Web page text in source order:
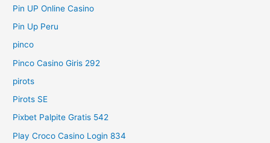
Pin UP Online Casino
Pin Up Peru
pinco
Pinco Casino Giris 292
pirots
Pirots SE
Pixbet Palpite Gratis 542
Play Croco Casino Login 834